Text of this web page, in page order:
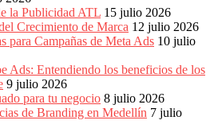
la Publicidad ATL 15 julio 2026
Crecimiento de Marca 12 julio 2026
para Campañas de Meta Ads 10 julio
Ads: Entendiendo los beneficios de los
9 julio 2026
para tu negocio 8 julio 2026
de Branding en Medellín 7 julio